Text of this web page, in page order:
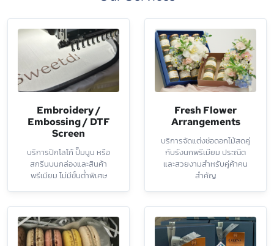
Embroidery /
Embossing / DTF
Screen
บริการปักโลโก้ ปั๊มนูน หรือ
สกรีนบนกล่องและสินค้า
พรีเมียม ไม่มีขั้นต่ำพิเศษ
Fresh Flower
Arrangements
บริการจัดแต่งช่อดอกไม้สดคู่
กับรังนกพรีเมียม ประณีต
และสวยงามสำหรับคู่ค้าคน
สำคัญ